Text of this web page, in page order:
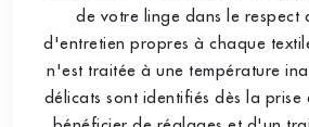
de votre linge dans le respect
d'entretien propres à chaque
n'est traitée à une température
délicats sont identifiés dès la